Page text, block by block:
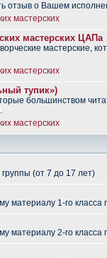
отзыв о Вашем
мастерских
мастерских ЦАПа
мастерские,
мастерских
тупик»)
большинством
мастерских
(от 7 до 17 лет)
материалу 1-го класса
материалу 2-го класса